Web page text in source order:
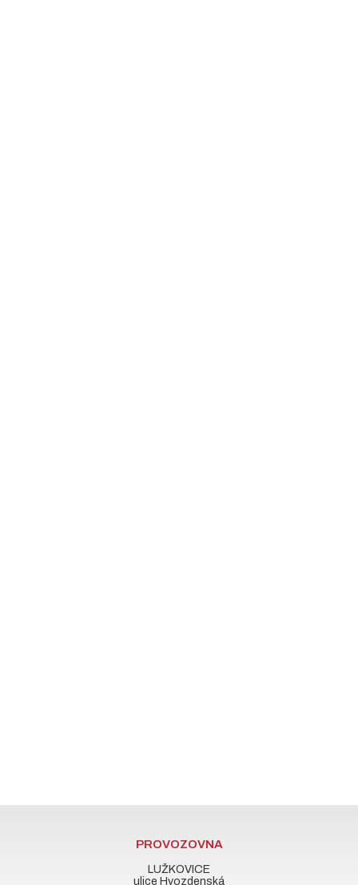
PROVOZOVNA
LUŽKOVICE
ulice Hvozdenská